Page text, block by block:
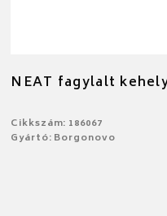
NEAT fagylalt
Cikkszám: 186067
Gyártó: Borgonovo